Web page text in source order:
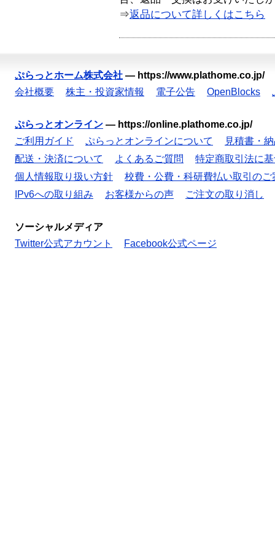
⇒返品について詳しくはこちら
ぷらっとホーム株式会社 — https://www.plathome.co.jp/
会社概要
株主・投資家情報 電子公告 OpenBlocks
ぷらっとオンライン — https://online.plathome.co.jp/
ご利用ガイド
ぷらっとオンラインについて
見積書・
配送・決済について
よくあるご質問
特定商取引法に
個人情報取り扱い方針
校費・公費・科研費払い取引のご
IPv6への取り組み
お客様からの声 ご注文の取り消し
ソーシャルメディア
Twitter公式アカウント
Facebook公式ページ